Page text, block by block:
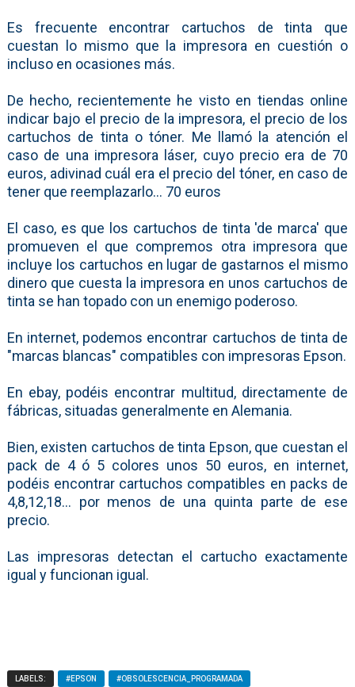
Es frecuente encontrar cartuchos de tinta que
cuestan lo mismo que la impresora en cuestión o
incluso en ocasiones más.
De hecho, recientemente he visto en tiendas online
indicar bajo el precio de la impresora, el precio de los
cartuchos de tinta o tóner. Me llamó la atención el
caso de una impresora láser, cuyo precio era de 70
euros, adivinad cuál era el precio del tóner, en caso de
tener que reemplazarlo... 70 euros
El caso, es que los cartuchos de tinta 'de marca' que
promueven el que compremos otra impresora que
incluye los cartuchos en lugar de gastarnos el mismo
dinero que cuesta la impresora en unos cartuchos de
tinta se han topado con un enemigo poderoso.
En internet, podemos encontrar cartuchos de tinta de
"marcas blancas" compatibles con impresoras Epson.
En ebay, podéis encontrar multitud, directamente de
fábricas, situadas generalmente en Alemania.
Bien, existen cartuchos de tinta Epson, que cuestan el
pack de 4 ó 5 colores unos 50 euros, en internet,
podéis encontrar cartuchos compatibles en packs de
4,8,12,18... por menos de una quinta parte de ese
precio.
Las impresoras detectan el cartucho exactamente
igual y funcionan igual.
LABELS: #EPSON #OBSOLESCENCIA_PROGRAMADA